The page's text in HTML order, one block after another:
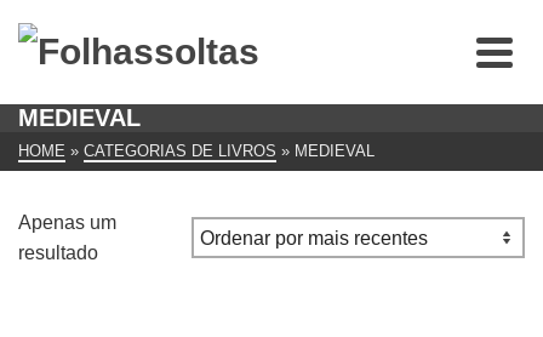
MEDIEVAL
HOME » CATEGORIAS DE LIVROS » MEDIEVAL
Apenas um
resultado